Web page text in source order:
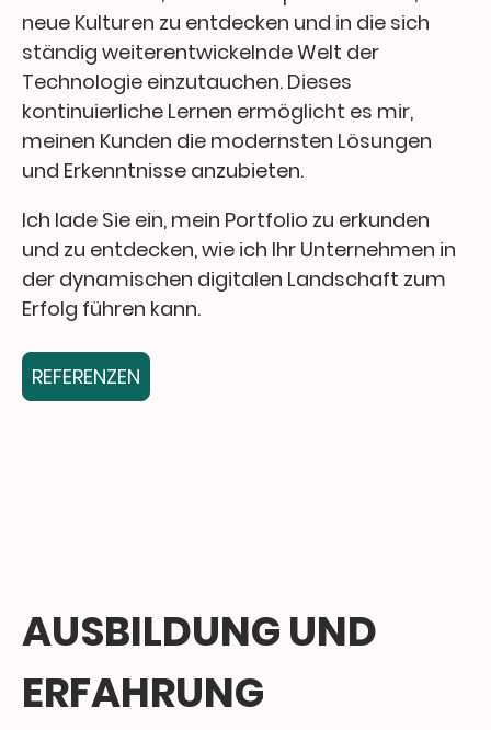
neue Kulturen zu entdecken und in die sich
ständig weiterentwickelnde Welt der
Technologie einzutauchen. Dieses
kontinuierliche Lernen ermöglicht es mir,
meinen Kunden die modernsten Lösungen
und Erkenntnisse anzubieten.
Ich lade Sie ein, mein Portfolio zu erkunden
und zu entdecken, wie ich Ihr Unternehmen in
der dynamischen digitalen Landschaft zum
Erfolg führen kann.
REFERENZEN
AUSBILDUNG UND
ERFAHRUNG